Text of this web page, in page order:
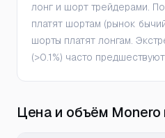
лонг и шорт трейдерами.
платят шортам (рынок
шорты платят лонгам.
(>0.1%) часто
Цена и объём